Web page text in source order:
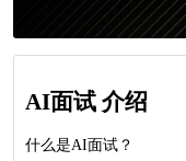
AI面试 介绍
什么是AI面试？